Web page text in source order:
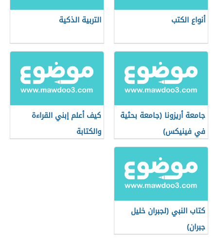
أنواع الكتب التربية الذكية
جامعة أريزونا (جامعة بحثية
في فينيكس)
كيف أعلم إبني القراءة
والكتابة
كتاب النبي (لجبران خليل
جبران)